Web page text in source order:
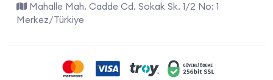
Mahalle Mah. Cadde Cd. Sokak Sk. 1/2 No: 1
Merkez/Türkiye